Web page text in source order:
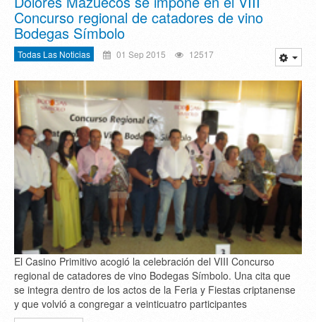
Concurso regional de catadores de vino
Bodegas Símbolo
Todas Las Noticias 01 Sep 2015 12517
El Casino Primitivo acogió la celebración del VIII Concurso
regional de catadores de vino Bodegas Símbolo. Una cita que
se integra dentro de los actos de la Feria y Fiestas criptanense
y que volvió a congregar a veinticuatro participantes